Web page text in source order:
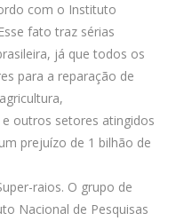
com o Instituto
fato traz sérias
já que todos os
para a reparação de
outros setores atingidos
prejuízo de 1 bilhão de
raios. O grupo de
Nacional de Pesquisas